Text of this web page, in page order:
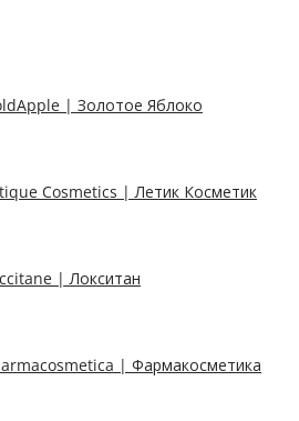
| Золотое Яблоко
Cosmetics | Летик Косметик
| Локситан
| Фармакосметика